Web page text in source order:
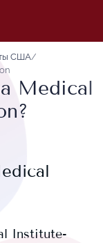
США/
Medical
Institute-